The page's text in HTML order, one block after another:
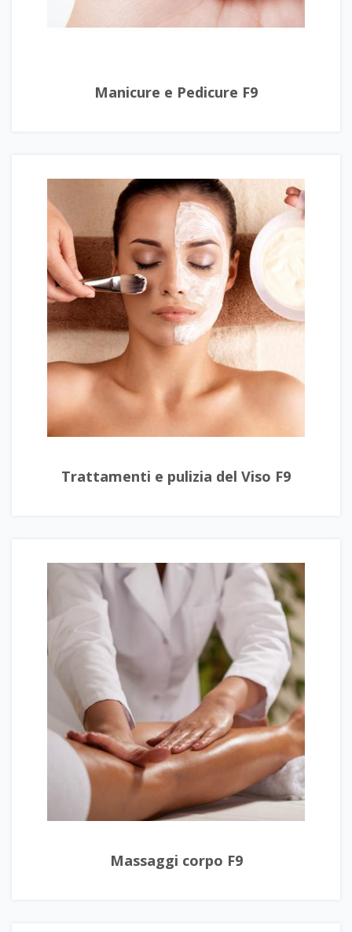
Manicure e Pedicure F9
Trattamenti e pulizia del Viso F9
Massaggi corpo F9